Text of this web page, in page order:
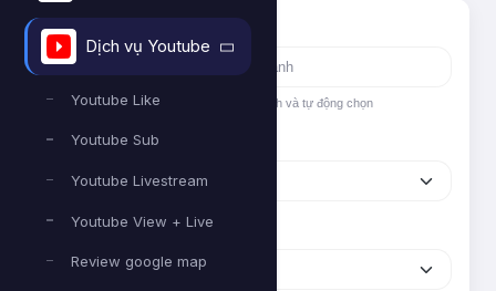
Dịch vụ Youtube
Youtube Like
Youtube Sub
Youtube Livestream
Youtube View + Live
Review google map
Tìm nhanh dịch vụ
Nhập tên hoặc ID dịch vụ để tìm kiếm nhanh và tự động chọn
Nền tảng
Phân loại